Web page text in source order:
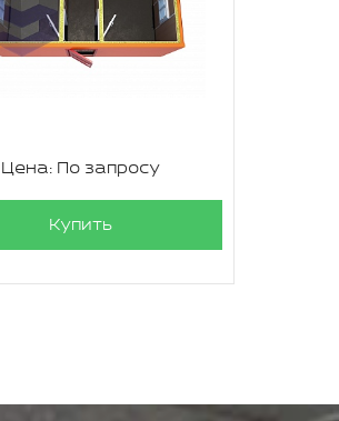
Цена: По запросу
Купить